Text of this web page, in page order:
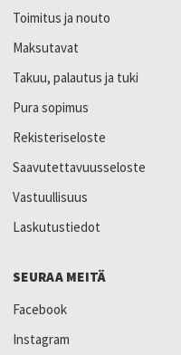
Toimitus ja nouto
Maksutavat
Takuu, palautus ja tuki
Pura sopimus
Rekisteriseloste
Saavutettavuusseloste
Vastuullisuus
Laskutustiedot
SEURAA MEITÄ
Facebook
Instagram